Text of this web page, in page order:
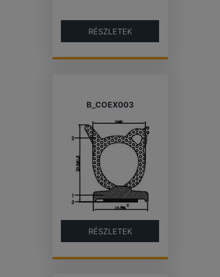
RÉSZLETEK
B_COEX003
RÉSZLETEK